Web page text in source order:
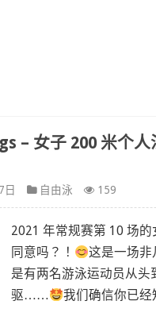
– 女子 200 米个
日 自由泳 159
2021 年常规赛第 10 场
同意吗？！
这是一场非
是有两名游泳运动员从
驱……
我们确信你已经